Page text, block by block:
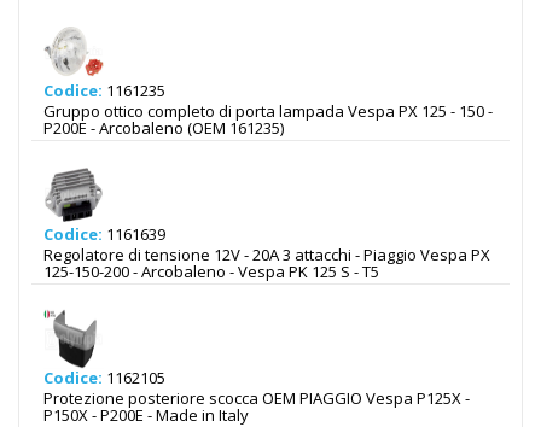
Codice: 1161235
Gruppo ottico completo di porta lampada Vespa PX 125 - 150 -
P200E - Arcobaleno (OEM 161235)
Codice: 1161639
Regolatore di tensione 12V - 20A 3 attacchi - Piaggio Vespa PX
125-150-200 - Arcobaleno - Vespa PK 125 S - T5
Codice: 1162105
Protezione posteriore scocca OEM PIAGGIO Vespa P125X -
P150X - P200E - Made in Italy